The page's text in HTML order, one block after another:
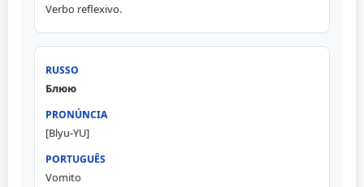
Verbo reflexivo.
Блюю
[Blyu-YU]
Vomito